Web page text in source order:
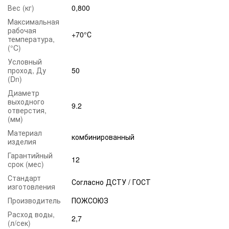
Вес (кг)
0,800
Максимальная
рабочая
температура,
(°C)
+70°С
Условный
проход, Ду
(Dn)
50
Диаметр
выходного
отверстия,
(мм)
9.2
Материал
изделия
комбинированный
Гарантийный
срок (мес)
12
Стандарт
изготовления
Согласно ДСТУ / ГОСТ
Производитель
ПОЖСОЮЗ
Расход воды,
(л/сек)
2,7